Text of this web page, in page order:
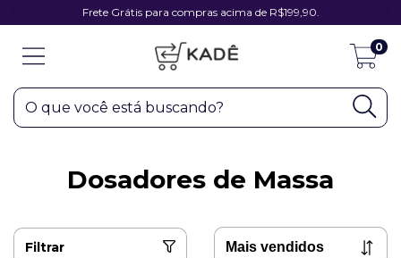
Frete Grátis para compras acima de R$199,90.
0
Dosadores de Massa
Filtrar